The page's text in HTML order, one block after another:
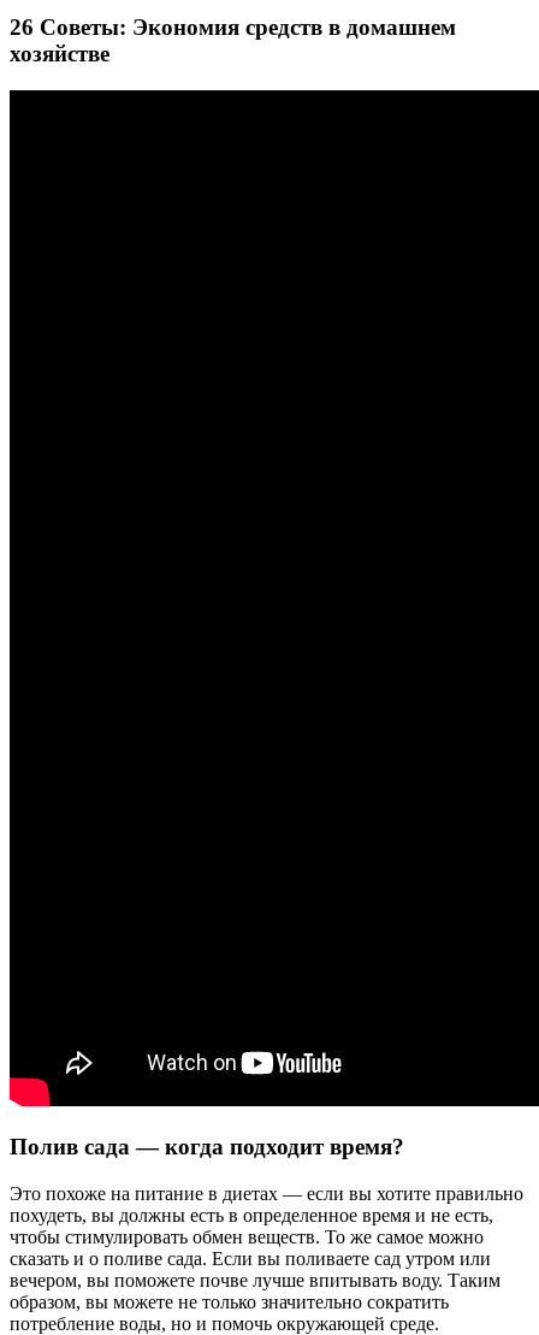
26 Советы: Экономия средств в домашнем
хозяйстве
Полив сада — когда подходит время?
Это похоже на питание в диетах — если вы хотите правильно
похудеть, вы должны есть в определенное время и не есть,
чтобы стимулировать обмен веществ. То же самое можно
сказать и о поливе сада. Если вы поливаете сад утром или
вечером, вы поможете почве лучше впитывать воду. Таким
образом, вы можете не только значительно сократить
потребление воды, но и помочь окружающей среде.